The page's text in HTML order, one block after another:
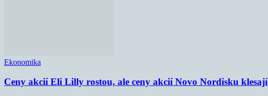
Ekonomika
Ceny akcií Eli Lilly rostou, ale ceny akcií Novo Nordisku klesají